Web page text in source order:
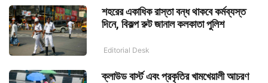
শহরের একাধিক রাস্তা বন্ধ থাকবে কর্মব্যস্ত
দিনে, বিকল্প রুট জানাল কলকাতা পুলিশ
Editorial Desk
ক্লাউড বার্স্ট এবং প্রকৃতির খামখেয়ালী আচরণ